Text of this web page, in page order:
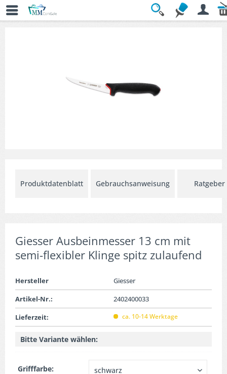
Übersicht
Produktdatenblatt Gebrauchsanweisung Ratgeber
Giesser Ausbeinmesser 13 cm mit
semi-flexibler Klinge spitz zulaufend
Hersteller
Giesser
Artikel-Nr.:
2402400033
Lieferzeit:
ca. 10-14 Werktage
Bitte Variante wählen:
Grifffarbe: